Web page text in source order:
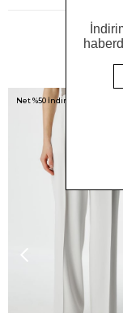
Net %50 İndirim!